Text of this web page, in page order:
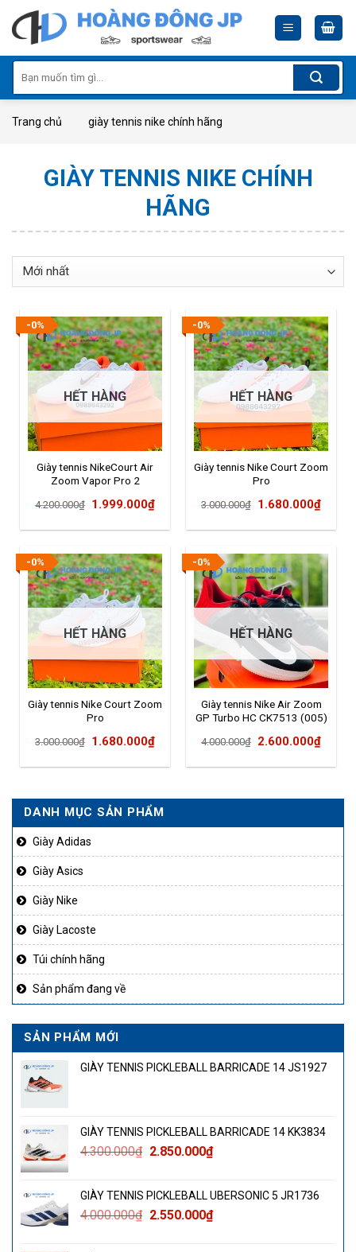
content
kiếm:
Trang chủ giày tennis nike chính hãng
GIÀY TENNIS NIKE CHÍNH
HÃNG
-0%
HẾT HÀNG
Giày tennis NikeCourt Air
Zoom Vapor Pro 2
4.200.000₫ Giá
4.200.000₫.
1.999.000₫Giá
là:
1.999.000₫.
-0%
HẾT HÀNG
Giày tennis Nike Court Zoom
Pro
3.000.000₫ Giá
3.000.000₫.
1.680.000₫Giá
là:
-0%
HẾT HÀNG
Giày tennis Nike Court Zoom
Pro
3.000.000₫ Giá
3.000.000₫.
1.680.000₫Giá
là:
1.680.000₫.
-0%
HẾT HÀNG
Giày tennis Nike Air Zoom
GP Turbo HC CK7513 (005)
4.000.000₫ Giá
4.000.000₫.
2.600.000₫Giá
là:
DANH MỤC SẢN PHẨM
Giày Adidas
Giày Asics
Giày Nike
Giày Lacoste
Túi chính hãng
Sản phẩm đang về
SẢN PHẨM MỚI
GIÀY TENNIS PICKLEBALL BARRICADE 14 JS1927
GIÀY TENNIS PICKLEBALL BARRICADE 14 KK3834
4.300.000₫ Giá
4.300.000₫.
2.850.000₫Giá
là:
2.850.000₫.
GIÀY TENNIS PICKLEBALL UBERSONIC 5 JR1736
4.000.000₫ Giá
2.550.000₫Giá